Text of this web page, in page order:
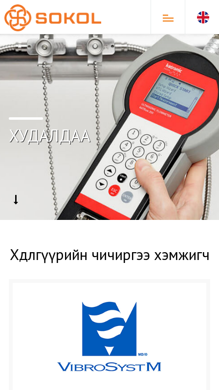
ХУДАЛДАА
Хөдөлгүүрийн чичиргээ хэмжигч